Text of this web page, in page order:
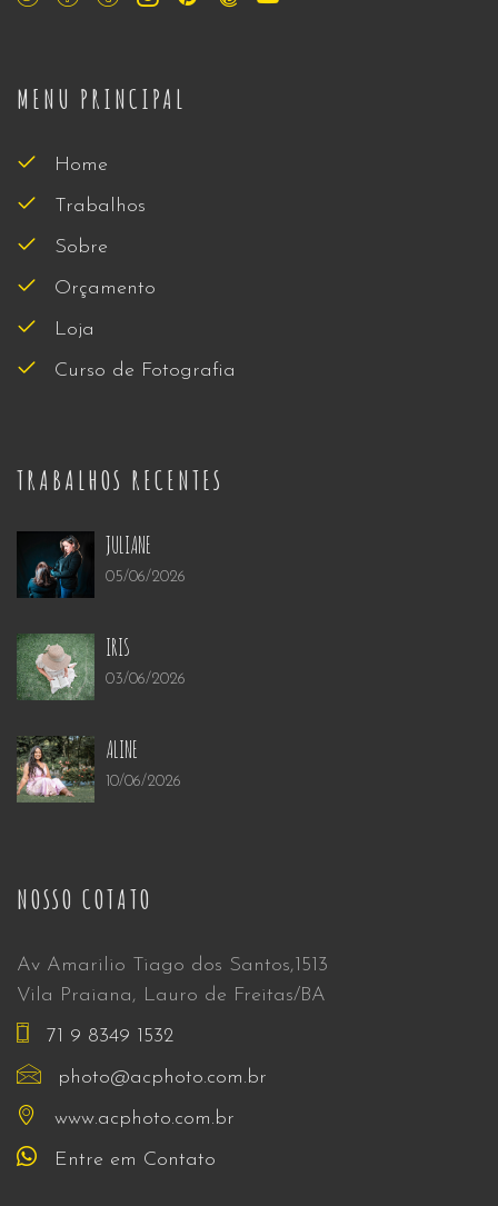
MENU PRINCIPAL
Home
Trabalhos
Sobre
Orçamento
Loja
Curso de Fotografia
TRABALHOS RECENTES
JULIANE
05/06/2026
IRIS
03/06/2026
ALINE
10/06/2026
NOSSO COTATO
Av Amarilio Tiago dos Santos,1513
Vila Praiana, Lauro de Freitas/BA
71 9 8349 1532
photo@acphoto.com.br
www.acphoto.com.br
Entre em Contato